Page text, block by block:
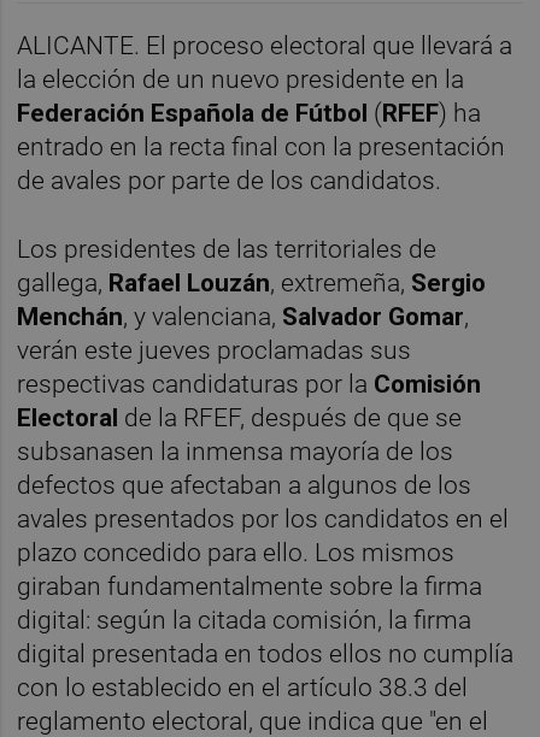
ALICANTE. El proceso electoral que llevará a
la elección de un nuevo presidente en la
Federación Española de Fútbol (RFEF) ha
entrado en la recta final con la presentación
de avales por parte de los candidatos.
Los presidentes de las territoriales de
gallega, Rafael Louzán, extremeña, Sergio
Menchán, y valenciana, Salvador Gomar,
verán este jueves proclamadas sus
respectivas candidaturas por la Comisión
Electoral de la RFEF, después de que se
subsanasen la inmensa mayoría de los
defectos que afectaban a algunos de los
avales presentados por los candidatos en el
plazo concedido para ello. Los mismos
giraban fundamentalmente sobre la firma
digital: según la citada comisión, la firma
digital presentada en todos ellos no cumplía
con lo establecido en el artículo 38.3 del
reglamento electoral, que indica que "en el